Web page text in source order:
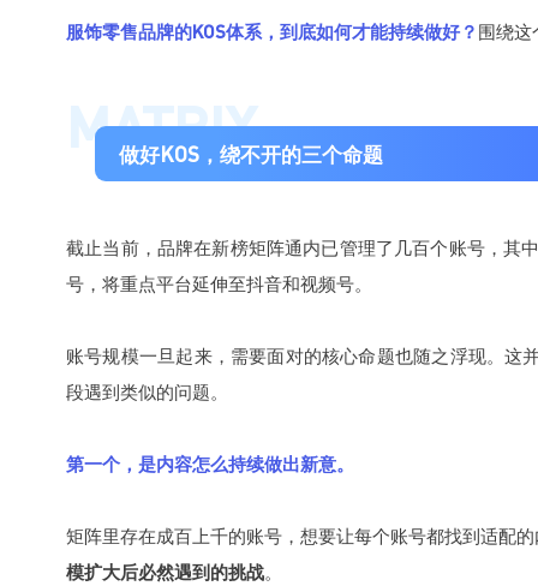
服饰零售品牌的KOS体系，到底如何才能持续做好？ 围绕这
MATRIX
做好KOS，绕不开的三个命题
截止当前，品牌在新榜矩阵通内已管理了几百个账号，其
号，将重点平台延伸至抖音和视频号。
账号规模一旦起来，需要面对的核心命题也随之浮现。这
段遇到类似的问题。
第一个，是内容怎么持续做出新意。
矩阵里存在成百上千的账号，想要让每个账号都找到适配
模扩大后必然遇到的挑战。